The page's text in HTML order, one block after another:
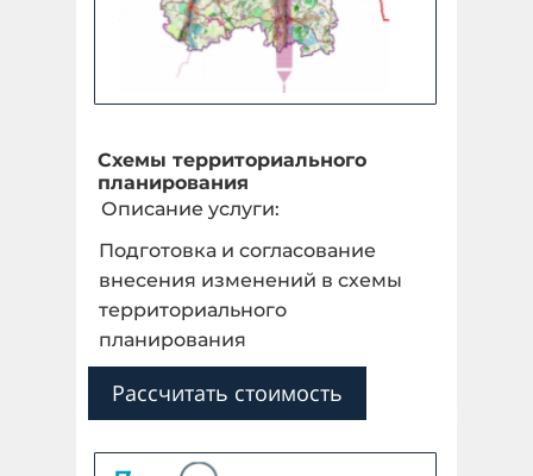
Схемы территориального
планирования
Описание услуги:
Подготовка и согласование
внесения изменений в схемы
территориального
планирования
Рассчитать стоимость